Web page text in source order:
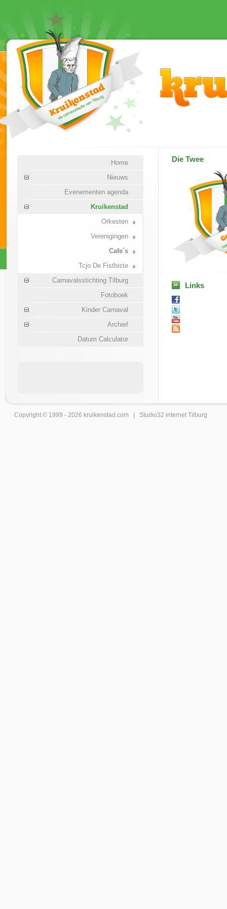
Home
Nieuws
Evenementen agenda
Kruikenstad
Orkesten
Verenigingen
Cafe´s
Tcjo De Fistbiste
Carnavalsstichting Tilburg
Fotoboek
Kinder Carnaval
Archief
Datum Calculator
Die Twee
Links
Copyright © 1999 - 2026 kruikenstad .com | Studio32 internet Tilburg